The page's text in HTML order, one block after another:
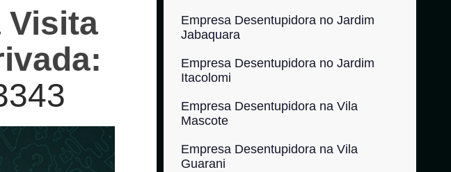
Visita
Empresa Desentupidora no Jardim
Jabaquara
Empresa Desentupidora no Jardim
Itacolomi
Empresa Desentupidora na Vila
Mascote
Empresa Desentupidora na Vila
Guarani